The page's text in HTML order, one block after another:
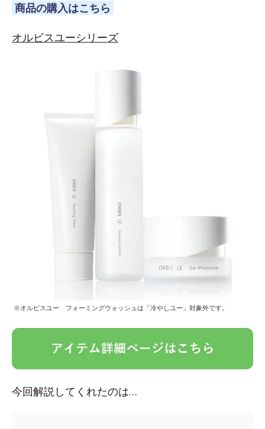
商品の購入はこちら
オルビスユーシリーズ
※オルビスユー フォーミングウォッシュは「冷やしユー」対象外です。
今回解説してくれたのは…